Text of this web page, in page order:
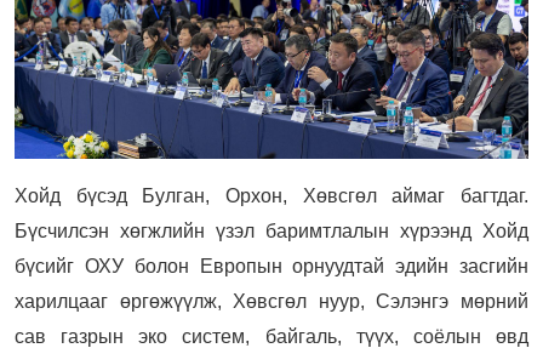
Хойд бүсэд Булган, Орхон, Хөвсгөл аймаг багтдаг.
Бүсчилсэн хөгжлийн үзэл баримтлалын хүрээнд Хойд
бүсийг ОХУ болон Европын орнуудтай эдийн засгийн
харилцааг өргөжүүлж, Хөвсгөл нуур, Сэлэнгэ мөрний
сав газрын эко систем, байгаль, түүх, соёлын өвд